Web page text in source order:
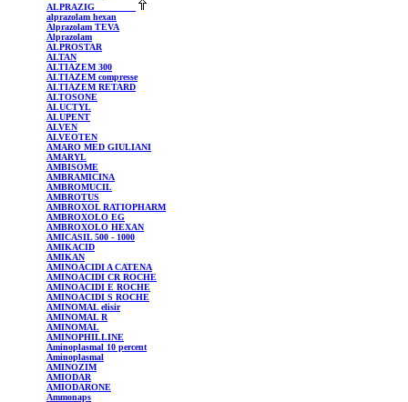
ALPRAZIG
alprazolam hexan
Alprazolam TEVA
Alprazolam
ALPROSTAR
ALTAN
ALTIAZEM 300
ALTIAZEM compresse
ALTIAZEM RETARD
ALTOSONE
ALUCTYL
ALUPENT
ALVEN
ALVEOTEN
AMARO MED GIULIANI
AMARYL
AMBISOME
AMBRAMICINA
AMBROMUCIL
AMBROTUS
AMBROXOLRATIOPHARM
AMBROXOLO EG
AMBROXOLO HEXAN
AMICASIL500 - 1000
AMIKACID
AMIKAN
AMINOACIDI A CATENA
AMINOACIDI CR ROCHE
AMINOACIDI E ROCHE
AMINOACIDI S ROCHE
AMINOMALelisir
AMINOMALR
AMINOMAL
AMINOPHILLINE
Aminoplasmal 10 percent
Aminoplasmal
AMINOZIM
AMIODAR
AMIODARONE
Ammonaps